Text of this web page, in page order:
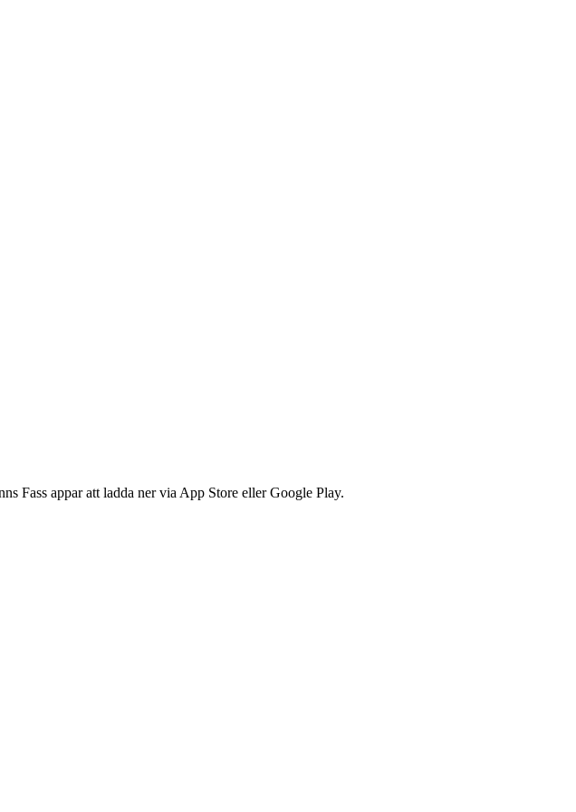
Fass appar att ladda ner via App Store eller Google Play.